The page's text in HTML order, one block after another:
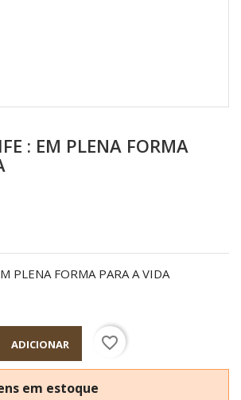
: EM PLENA FORMA
PLENA FORMA PARA A VIDA
ADICIONAR favorite_border
em estoque